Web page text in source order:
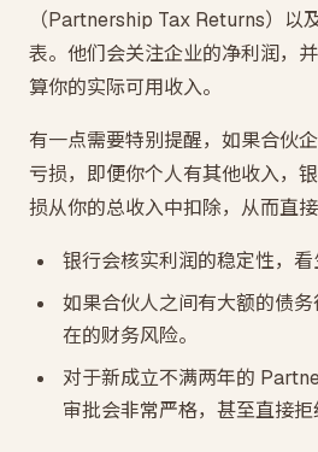
（Partnership Tax Returns）以
表。他们会关注企业的净利润，
算你的实际可用收入。
有一点需要特别提醒，如果合伙
亏损，即便你个人有其他收入，
损从你的总收入中扣除，从而直
银行会核实利润的稳定性，看
如果合伙人之间有大额的债
在的财务风险。
对于新成立不满两年的
审批会非常严格，甚至直接拒